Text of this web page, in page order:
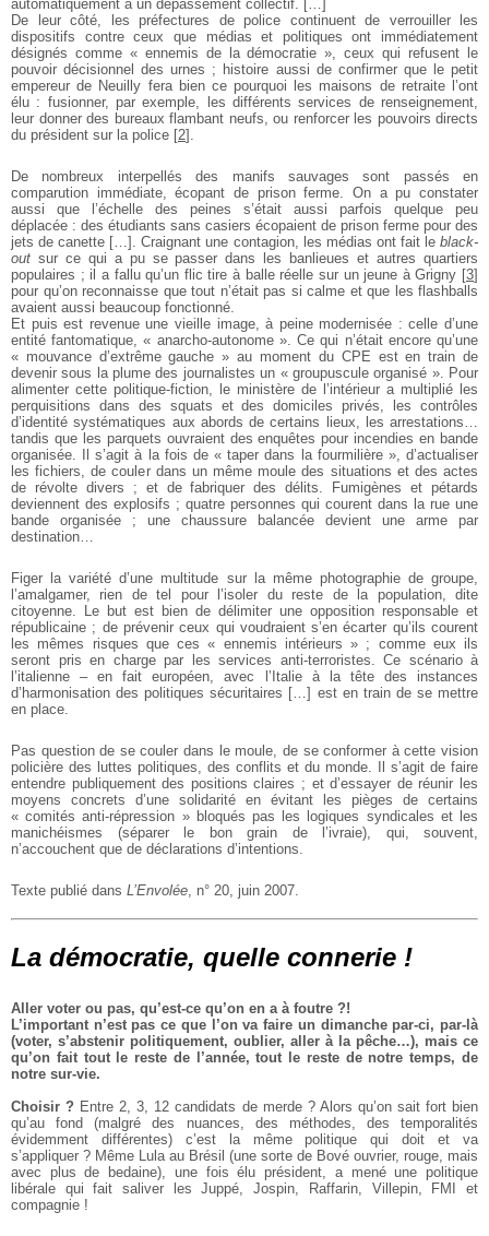
automatiquement à un dépassement collectif. […]
De leur côté, les préfectures de police continuent de verrouiller les
dispositifs contre ceux que médias et politiques ont immédiatement
désignés comme « ennemis de la démocratie », ceux qui refusent le
pouvoir décisionnel des urnes ; histoire aussi de confirmer que le petit
empereur de Neuilly fera bien ce pourquoi les maisons de retraite l’ont
élu : fusionner, par exemple, les différents services de renseignement,
leur donner des bureaux flambant neufs, ou renforcer les pouvoirs directs
du président sur la police [2] .
De nombreux interpellés des manifs sauvages sont passés en
comparution immédiate, écopant de prison ferme. On a pu constater
aussi que l’échelle des peines s’était aussi parfois quelque peu
déplacée : des étudiants sans casiers écopaient de prison ferme pour des
jets de canette […]. Craignant une contagion, les médias ont fait le black-
out sur ce qui a pu se passer dans les banlieues et autres quartiers
populaires ; il a fallu qu’un flic tire à balle réelle sur un jeune à Grigny [3]
pour qu’on reconnaisse que tout n’était pas si calme et que les flashballs
avaient aussi beaucoup fonctionné.
Et puis est revenue une vieille image, à peine modernisée : celle d’une
entité fantomatique, « anarcho-autonome ». Ce qui n’était encore qu’une
« mouvance d’extrême gauche » au moment du CPE est en train de
devenir sous la plume des journalistes un « groupuscule organisé ». Pour
alimenter cette politique-fiction, le ministère de l’intérieur a multiplié les
perquisitions dans des squats et des domiciles privés, les contrôles
d’identité systématiques aux abords de certains lieux, les arrestations…
tandis que les parquets ouvraient des enquêtes pour incendies en bande
organisée. Il s’agit à la fois de « taper dans la fourmilière », d’actualiser
les fichiers, de couler dans un même moule des situations et des actes
de révolte divers ; et de fabriquer des délits. Fumigènes et pétards
deviennent des explosifs ; quatre personnes qui courent dans la rue une
bande organisée ; une chaussure balancée devient une arme par
destination…
Figer la variété d’une multitude sur la même photographie de groupe,
l’amalgamer, rien de tel pour l’isoler du reste de la population, dite
citoyenne. Le but est bien de délimiter une opposition responsable et
républicaine ; de prévenir ceux qui voudraient s’en écarter qu’ils courent
les mêmes risques que ces « ennemis intérieurs » ; comme eux ils
seront pris en charge par les services anti-terroristes. Ce scénario à
l’italienne – en fait européen, avec l’Italie à la tête des instances
d’harmonisation des politiques sécuritaires […] est en train de se mettre
en place.
Pas question de se couler dans le moule, de se conformer à cette vision
policière des luttes politiques, des conflits et du monde. Il s’agit de faire
entendre publiquement des positions claires ; et d’essayer de réunir les
moyens concrets d’une solidarité en évitant les pièges de certains
« comités anti-répression » bloqués pas les logiques syndicales et les
manichéismes (séparer le bon grain de l’ivraie), qui, souvent,
n’accouchent que de déclarations d’intentions.
Texte publié dans L’Envolée, n° 20, juin 2007.
La démocratie, quelle connerie !
Aller voter ou pas, qu’est-ce qu’on en a à foutre ?!
L’important n’est pas ce que l’on va faire un dimanche par-ci, par-là
(voter, s’abstenir politiquement, oublier, aller à la pêche…), mais ce
qu’on fait tout le reste de l’année, tout le reste de notre temps, de
notre sur-vie.
Choisir ? Entre 2, 3, 12 candidats de merde ? Alors qu’on sait fort bien
qu’au fond (malgré des nuances, des méthodes, des temporalités
évidemment différentes) c’est la même politique qui doit et va
s’appliquer ? Même Lula au Brésil (une sorte de Bové ouvrier, rouge, mais
avec plus de bedaine), une fois élu président, a mené une politique
libérale qui fait saliver les Juppé, Jospin, Raffarin, Villepin, FMI et
compagnie !